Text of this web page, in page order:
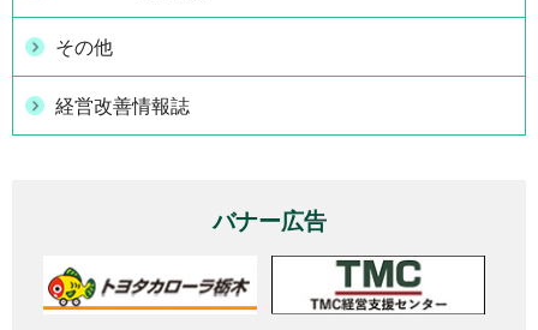
その他
経営改善情報誌
バナー広告